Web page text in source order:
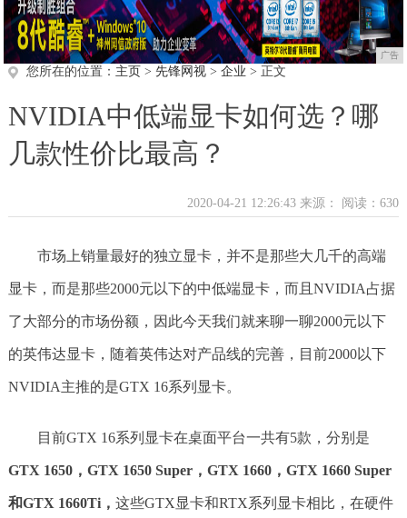
广告
您所在的位置： 主页 > 先锋网视> 企业 > 正文
NVIDIA中低端显卡如何选？哪
几款性价比最高？
2020-04-21 12:26:43 来源： 阅读：630
市场上销量最好的独立显卡，并不是那些大几千的高端
显卡，而是那些2000元以下的中低端显卡，而且NVIDIA占据
了大部分的市场份额，因此今天我们就来聊一聊2000元以下
的英伟达显卡，随着英伟达对产品线的完善，目前2000以下
NVIDIA主推的是GTX 16系列显卡。
目前GTX 16系列显卡在桌面平台一共有5款，分别是
GTX 1650，GTX 1650 Super，GTX 1660，GTX 1660 Super
和GTX 1660Ti， 这些GTX显卡和RTX系列显卡相比，在硬件